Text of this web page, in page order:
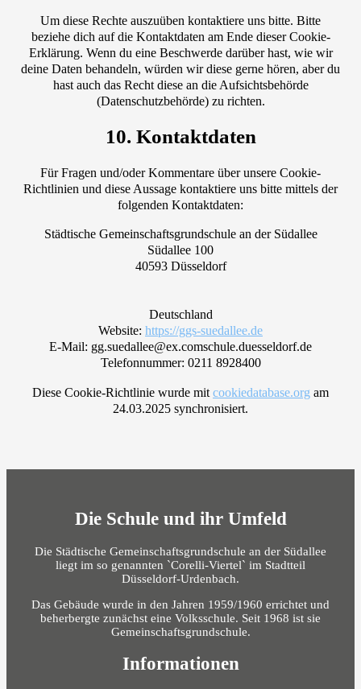
Um diese Rechte auszuüben kontaktiere uns bitte. Bitte
beziehe dich auf die Kontaktdaten am Ende dieser Cookie-
Erklärung. Wenn du eine Beschwerde darüber hast, wie wir
deine Daten behandeln, würden wir diese gerne hören, aber du
hast auch das Recht diese an die Aufsichtsbehörde
(Datenschutzbehörde) zu richten.
10. Kontaktdaten
Für Fragen und/oder Kommentare über unsere Cookie-
Richtlinien und diese Aussage kontaktiere uns bitte mittels der
folgenden Kontaktdaten:
Städtische Gemeinschaftsgrundschule an der Südallee
Südallee 100
40593 Düsseldorf
Deutschland
Website: https://ggs-suedallee.de
E-Mail: gg.suedallee@ex.comschule.duesseldorf.de
Telefonnummer: 0211 8928400
Diese Cookie-Richtlinie wurde mit cookiedatabase.org am
24.03.2025 synchronisiert.
Die Schule und ihr Umfeld
Die Städtische Gemeinschaftsgrundschule an der Südallee
liegt im so genannten `Corelli-Viertel` im Stadtteil
Düsseldorf-Urdenbach.
Das Gebäude wurde in den Jahren 1959/1960 errichtet und
beherbergte zunächst eine Volksschule. Seit 1968 ist sie
Gemeinschaftsgrundschule.
Informationen